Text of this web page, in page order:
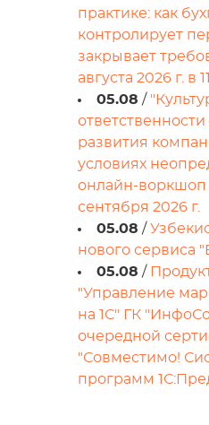
практике: как
контролирует
закрывает
августа 2026 г. в
05.08 /
ответственности
развития
условиях
онлайн-воркшоп
сентября 2026 г.
05.08 /
нового сервиса
05.08 /
"Управление
на 1С" ГК
очередной
"Совместимо!
программ